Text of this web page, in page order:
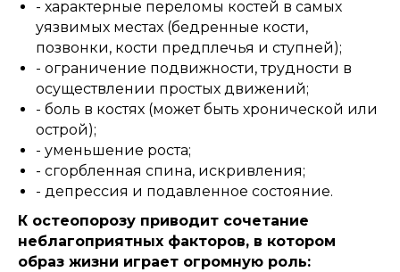
- характерные переломы костей в самых
уязвимых местах (бедренные кости,
позвонки, кости предплечья и ступней);
- ограничение подвижности, трудности в
осуществлении простых движений;
- боль в костях (может быть хронической или
острой);
- уменьшение роста;
- сгорбленная спина, искривления;
- депрессия и подавленное состояние.
К остеопорозу приводит сочетание
неблагоприятных факторов, в котором
образ жизни играет огромную роль: